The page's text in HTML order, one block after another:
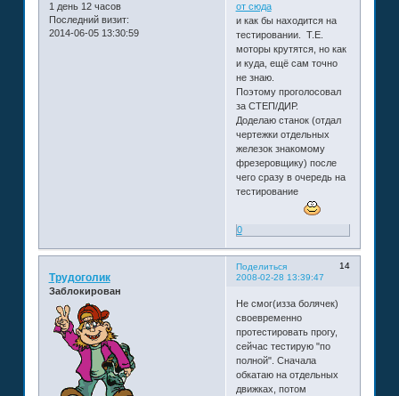
1 день 12 часов
Последний визит:
2014-06-05 13:30:59
от сюда
и как бы находится на
тестировании. Т.Е.
моторы крутятся, но как
и куда, ещё сам точно
не знаю.
Поэтому проголосовал
за СТЕП/ДИР.
Доделаю станок (отдал
чертежки отдельных
железок знакомому
фрезеровщику) после
чего сразу в очередь на
тестирование
0
Поделиться
14
2008-02-28 13:39:47
Трудоголик
Заблокирован
Не смог(изза болячек)
своевременно
протестировать прогу,
сейчас тестирую "по
полной". Сначала
обкатаю на отдельных
движках, потом